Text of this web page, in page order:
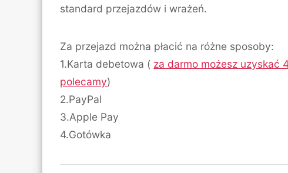
standard przejazdów i wrażeń.
Za przejazd można płacić na różne sposoby:
1.Karta debetowa ( za darmo możesz uzyskać
polecamy)
2.PayPal
3.Apple Pay
4.Gotówka